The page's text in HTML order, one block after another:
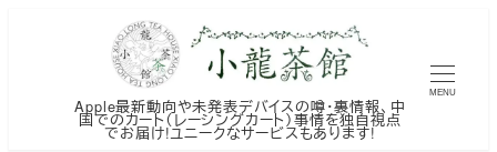
Apple最新動向や未発表デバイスの噂・裏情報、中
国でのカート（レーシングカート）事情を独自視点
でお届け!ユニークなサービスもあります!
MENU